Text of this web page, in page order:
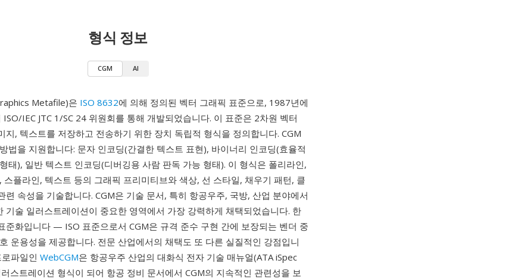
형식 정보
CGM AI
Metafile)은 ISO 8632에 의해 정의된 벡터 그래픽 표준으로, 1987년에
IEC JTC 1/SC 24 위원회를 통해 개발되었습니다. 이 표준은 2차원 벡터
지, 텍스트를 저장하고 전송하기 위한 장치 독립적 형식을 정의합니다. CGM
법을 지원합니다: 문자 인코딩(간결한 텍스트 표현), 바이너리 인코딩(효율적
태), 일반 텍스트 인코딩(디버깅용 사람 판독 가능 형태). 이 형식은 폴리라인,
스플라인, 텍스트 등의 그래픽 프리미티브와 색상, 선 스타일, 채우기 패턴, 클
련 속성을 기술합니다. CGM은 기술 문서, 특히 항공우주, 국방, 산업 분야에서
기술 일러스트레이션이 중요한 영역에서 가장 강력하게 채택되었습니다. 한
준화입니다 — ISO 표준으로서 CGM은 규격 준수 구현 간에 보장되는 벤더 중
운용성을 제공합니다. 전문 산업에서의 채택도 또 다른 실질적인 강점입니
파일인 WebCGM은 항공우주 산업의 대화식 전자 기술 매뉴얼(ATA iSpec
스트레이션 형식이 되어 항공 정비 문서에서 CGM의 지속적인 관련성을 보